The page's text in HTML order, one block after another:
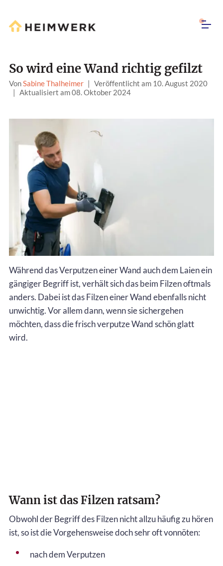
So wird eine Wand richtig gefilzt
VonSabine Thalheimer | Veröffentlicht am 10. August 2020
| Aktualisiert am 08. Oktober 2024
Während das Verputzen einer Wand auch dem Laien ein
gängiger Begriff ist, verhält sich das beim Filzen oftmals
anders. Dabei ist das Filzen einer Wand ebenfalls nicht
unwichtig. Vor allem dann, wenn sie sichergehen
möchten, dass die frisch verputze Wand schön glatt
wird.
Wann ist das Filzen ratsam?
Obwohl der Begriff des Filzen nicht allzu häufig zu hören
ist, so ist die Vorgehensweise doch sehr oft vonnöten:
nach dem Verputzen